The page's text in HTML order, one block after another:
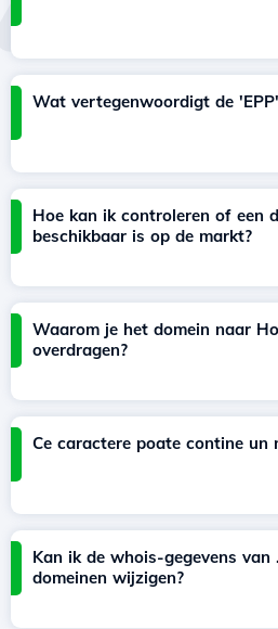
Wat vertegenwoordigt de
Hoe kan ik controleren of een
beschikbaar is op de markt?
Waarom je het domein naar
overdragen?
Ce caractere poate contine un
Kan ik de whois-gegevens van
domeinen wijzigen?